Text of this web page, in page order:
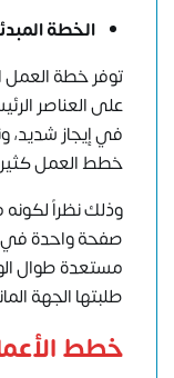
الخطة
توفر خطة العمل
على العناصر
في إيجاز شديد،
خطط العمل
وذلك نظراً
صفحة واحدة في
مستعدة طوال
طلبتها الجهة
خطط